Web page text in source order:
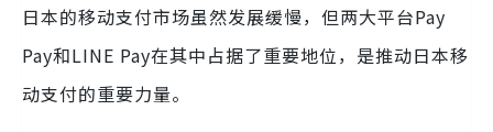
日本的移动支付市场虽然发展缓慢，但两大平台Pay
Pay和LINE Pay在其中占据了重要地位，是推动日本移
动支付的重要力量。